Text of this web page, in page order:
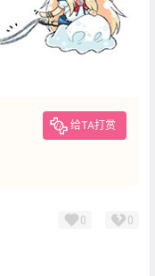
给TA打赏
0 0